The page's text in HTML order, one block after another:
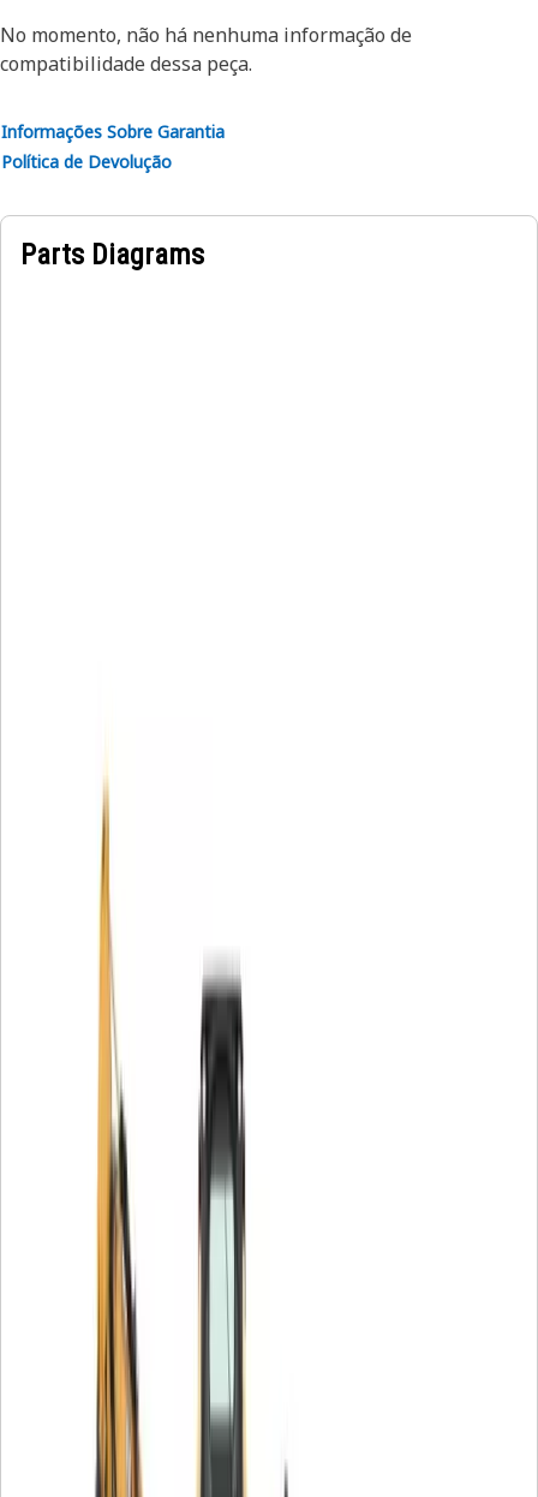
No momento, não há nenhuma informação de
compatibilidade dessa peça.
Informações Sobre Garantia
Política de Devolução
Parts Diagrams